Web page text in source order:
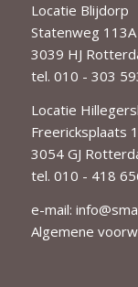
Locatie Blijdorp
Statenweg 113A
3039 HJ
tel. 010 - 303
Locatie
Freericksplaats
3054 GJ
tel. 010 - 418
e-mail:
Algemene